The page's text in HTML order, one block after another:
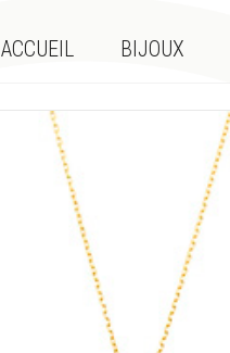
ACCUEIL BIJOUX